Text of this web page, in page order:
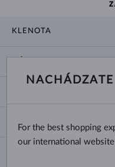
KLENOTA
O NÁS
DODANIE A PLATBA ZA TOVAR
VÝBER SVADOBNÝCH
CERTIFIKÁTY PRAVOSTI
TYPY A DĹŽKY RETIAZOK
DĹŽKY NÁRAMKOV
Slovensko
For the best shopping
our international